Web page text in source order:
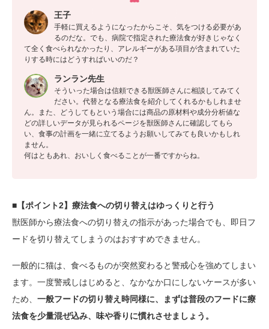
王子
手軽に買えるようになったからこそ、気をつける必要があ
るのだな。でも、病院で指定された療法食が好きじゃなく
て全く食べられなかったり、アレルギーがある項目が含まれていた
りする時にはどうすればいいのだ？
ランラン先生
そういった場合は信頼できる獣医師さんに相談してみてく
ださい。代替となる療法食を紹介してくれるかもしれませ
ん。また、どうしてもという場合には商品の原材料や成分分析値な
どの詳しいデータが見られるページを獣医師さんに確認してもら
い、食事の計画を一緒に立てるようお願いしてみても良いかもしれ
ません。
何はともあれ、おいしく食べることが一番ですからね。
■【ポイント2】療法食への切り替えはゆっくりと行う
獣医師から療法食への切り替えの指示があった場合でも、即日フ
ードを切り替えてしまうのはおすすめできません。
一般的に猫は、食べるものが突然変わると警戒心を強めてしまい
ます。一度警戒しはじめると、なかなか口にしないケースが多い
ため、 一般フードの切り替え時同様に、まずは普段のフードに療
法食を少量混ぜ込み、味や香りに慣れさせましょう。